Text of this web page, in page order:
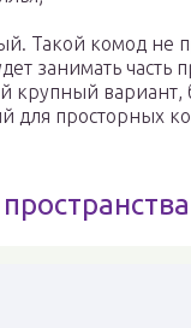
Такой комод не
занимать часть
крупный вариант,
для просторных